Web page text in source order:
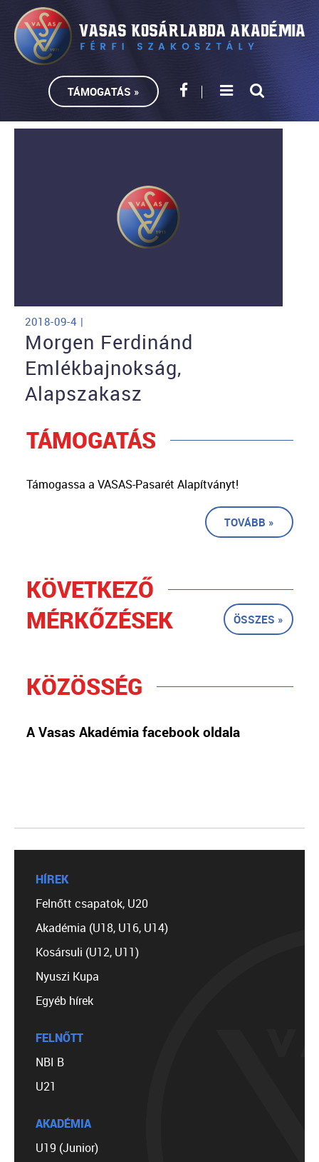
TÁMOGATÁS »
2018-09-4 |
Morgen Ferdinánd
Emlékbajnokság,
Alapszakasz
TÁMOGATÁS
Támogassa a VASAS-Pasarét Alapítványt!
TOVÁBB »
KÖVETKEZŐ
MÉRKŐZÉSEK
ÖSSZES »
KÖZÖSSÉG
A Vasas Akadémia facebook oldala
HÍREK
Felnőtt csapatok, U20
Akadémia (U18, U16, U14)
Kosársuli (U12, U11)
Nyuszi Kupa
Egyéb hírek
FELNŐTT
NBI B
U21
AKADÉMIA
U19 (Junior)